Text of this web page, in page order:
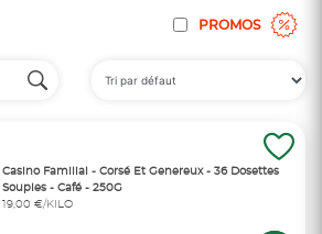
PROMOS
Casino Familial - Corsé Et Genereux - 36 Dosettes
Souples - Café - 250G
19,00 €/KILO